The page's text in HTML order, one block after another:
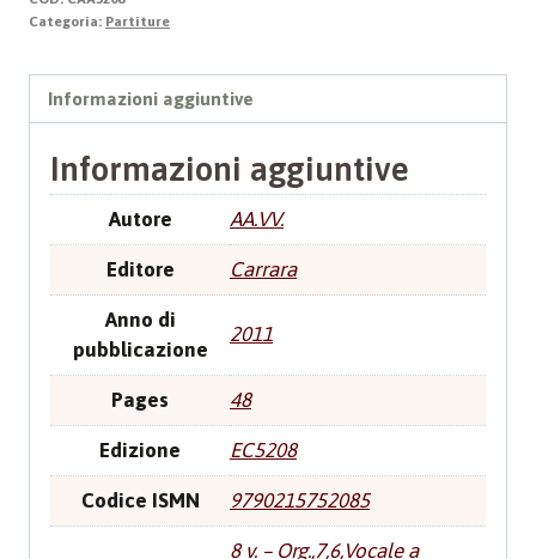
Categoria: Partiture
Informazioni aggiuntive
Informazioni aggiuntive
Autore AA.VV.
Editore Carrara
Anno di
pubblicazione
2011
Pages 48
Edizione EC5208
Codice ISMN 9790215752085
8 v. – Org.,7,6,Vocale a